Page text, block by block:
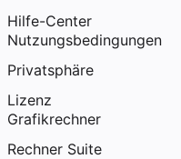
Hilfe-Center
Nutzungsbedingungen
Privatsphäre
Lizenz
Grafikrechner
Rechner Suite